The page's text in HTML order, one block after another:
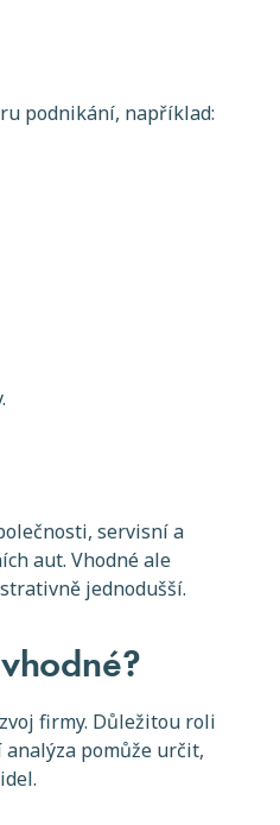
podnikání, například:
servisní a
aut. Vhodné ale
jednodušší.
firmy. Důležitou roli
pomůže určit,